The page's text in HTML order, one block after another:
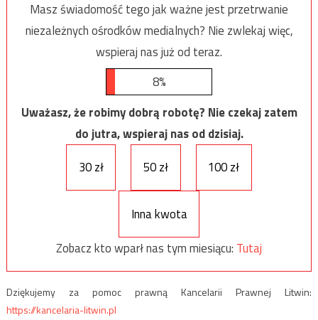
Masz świadomość tego jak ważne jest przetrwanie
niezależnych ośrodków medialnych? Nie zwlekaj więc,
wspieraj nas już od teraz.
8%
Uważasz, że robimy dobrą robotę? Nie czekaj zatem
do jutra, wspieraj nas od dzisiaj.
30 zł
50 zł 100 zł
Inna kwota
Zobacz kto wparł nas tym miesiącu: Tutaj
Dziękujemy za pomoc prawną Kancelarii Prawnej Litwin:
https://kancelaria-litwin.pl